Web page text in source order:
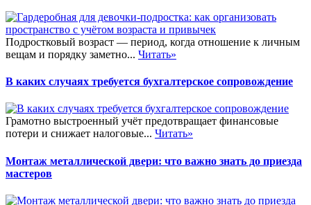
Подростковый возраст — период, когда отношение к личным
вещам и порядку заметно... Читать»
В каких случаях требуется бухгалтерское сопровождение
Грамотно выстроенный учёт предотвращает финансовые
потери и снижает налоговые... Читать»
Монтаж металлической двери: что важно знать до приезда
мастеров